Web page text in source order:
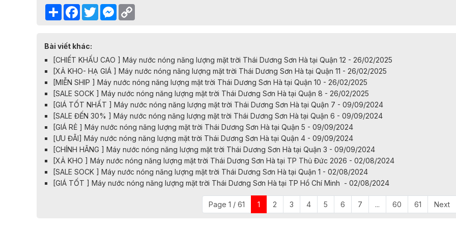
Share Facebook
TwitterMessenger
Bài viết khác:
[CHIẾT KHẤU CAO ] Máy nước nóng năng lượng mặt trời Thái Dương Sơn Hà tại Quận 12 - 26/02/2025
[XẢ KHO- HẠ GIÁ ] Máy nước nóng năng lượng mặt trời Thái Dương Sơn Hà tại Quận 11 - 26/02/2025
[MIỄN SHIP ] Máy nước nóng năng lượng mặt trời Thái Dương Sơn Hà tại Quận 10 - 26/02/2025
[SALE SOCK ] Máy nước nóng năng lượng mặt trời Thái Dương Sơn Hà tại Quận 8 - 26/02/2025
[GIÁ TỐT NHẤT ] Máy nước nóng năng lượng mặt trời Thái Dương Sơn Hà tại Quận 7 - 09/09/2024
[SALE ĐẾN 30% ] Máy nước nóng năng lượng mặt trời Thái Dương Sơn Hà tại Quận 6 - 09/09/2024
[GIÁ RẺ ] Máy nước nóng năng lượng mặt trời Thái Dương Sơn Hà tại Quận 5 - 09/09/2024
[ƯU ĐÃI] Máy nước nóng năng lượng mặt trời Thái Dương Sơn Hà tại Quận 4 - 09/09/2024
[CHÍNH HÃNG ] Máy nước nóng năng lượng mặt trời Thái Dương Sơn Hà tại Quận 3 - 09/09/2024
[XẢ KHO ] Máy nước nóng năng lượng mặt trời Thái Dương Sơn Hà tại TP Thủ Đức 2026 - 02/08/2024
[SALE SOCK ] Máy nước nóng năng lượng mặt trời Thái Dương Sơn Hà tại Quận 1 - 02/08/2024
[GIÁ TỐT ] Máy nước nóng năng lượng mặt trời Thái Dương Sơn Hà tại TP Hồ Chí Minh - 02/08/2024
Page 1 / 61 1 2 3 4 5 6 7 ... 60 61 Next